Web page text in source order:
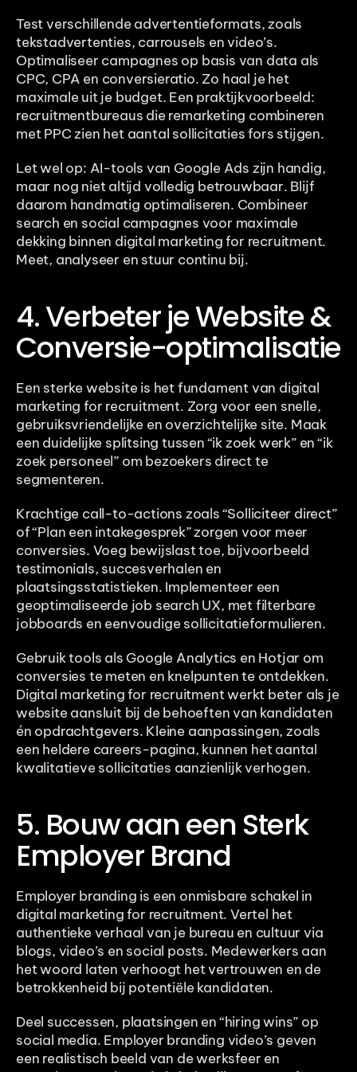
Test verschillende advertentieformats, zoals
tekstadvertenties, carrousels en video’s.
Optimaliseer campagnes op basis van data als
CPC, CPA en conversieratio. Zo haal je het
maximale uit je budget. Een praktijkvoorbeeld:
recruitmentbureaus die remarketing combineren
met PPC zien het aantal sollicitaties fors stijgen.
Let wel op: AI-tools van Google Ads zijn handig,
maar nog niet altijd volledig betrouwbaar. Blijf
daarom handmatig optimaliseren. Combineer
search en social campagnes voor maximale
dekking binnen digital marketing for recruitment.
Meet, analyseer en stuur continu bij.
4. Verbeter je Website &
Conversie-optimalisatie
Een sterke website is het fundament van digital
marketing for recruitment. Zorg voor een snelle,
gebruiksvriendelijke en overzichtelijke site. Maak
een duidelijke splitsing tussen “ik zoek werk” en “ik
zoek personeel” om bezoekers direct te
segmenteren.
Krachtige call-to-actions zoals “Solliciteer direct”
of “Plan een intakegesprek” zorgen voor meer
conversies. Voeg bewijslast toe, bijvoorbeeld
testimonials, succesverhalen en
plaatsingsstatistieken. Implementeer een
geoptimaliseerde job search UX, met filterbare
jobboards en eenvoudige sollicitatieformulieren.
Gebruik tools als Google Analytics en Hotjar om
conversies te meten en knelpunten te ontdekken.
Digital marketing for recruitment werkt beter als je
website aansluit bij de behoeften van kandidaten
én opdrachtgevers. Kleine aanpassingen, zoals
een heldere careers-pagina, kunnen het aantal
kwalitatieve sollicitaties aanzienlijk verhogen.
5. Bouw aan een Sterk
Employer Brand
Employer branding is een onmisbare schakel in
digital marketing for recruitment. Vertel het
authentieke verhaal van je bureau en cultuur via
blogs, video’s en social posts. Medewerkers aan
het woord laten verhoogt het vertrouwen en de
betrokkenheid bij potentiële kandidaten.
Deel successen, plaatsingen en “hiring wins” op
social media. Employer branding video’s geven
een realistisch beeld van de werksfeer en